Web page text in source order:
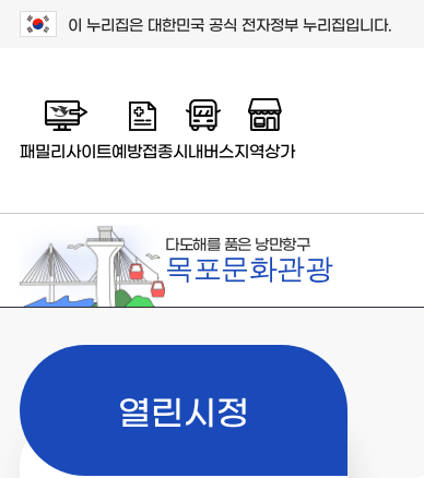
이 누리집은 대한민국 공식 전자정부 누리집입니다.
패밀리사이트예방접종시내버스지역상가
다도해를 품은 낭만항구
목포문화관광
열린시정